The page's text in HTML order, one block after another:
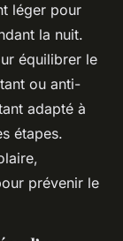
léger pour
la nuit.
équilibrer le
ou anti-
adapté à
étapes.
prévenir le